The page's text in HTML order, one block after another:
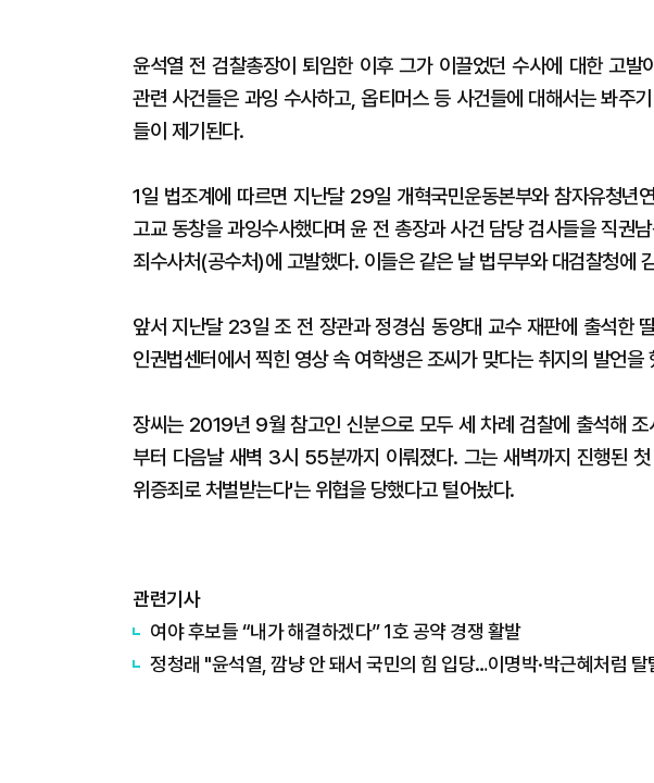
윤석열 전 검찰총장이 퇴임한 이후 그가 이끌었던 수사에 대한 고
관련 사건들은 과잉 수사하고, 옵티머스 등 사건들에 대해서는 봐주
들이 제기된다.
1일 법조계에 따르면 지난달 29일 개혁국민운동본부와 참자유청년
고교 동창을 과잉수사했다며 윤 전 총장과 사건 담당 검사들을 직권
죄수사처(공수처)에 고발했다. 이들은 같은 날 법무부와 대검찰청에
앞서 지난달 23일 조 전 장관과 정경심 동양대 교수 재판에 출석한
인권법센터에서 찍힌 영상 속 여학생은 조씨가 맞다는 취지의 발언을
장씨는 2019년 9월 참고인 신분으로 모두 세 차례 검찰에 출석해
부터 다음날 새벽 3시 55분까지 이뤄졌다. 그는 새벽까지 진행된
위증죄로 처벌받는다'는 위협을 당했다고 털어놨다.
관련기사
여야 후보들 “내가 해결하겠다” 1호 공약 경쟁 활발
정청래 "윤석열, 깜냥 안 돼서 국민의 힘 입당…이명박·박근혜처럼 탈